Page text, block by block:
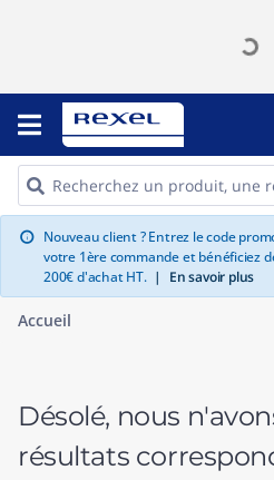
info Nouveau client ? Entrez le code
votre 1ère commande et bénéficiez
200€ d'achat HT. | En savoir plus
Accueil
Désolé, nous
résultats